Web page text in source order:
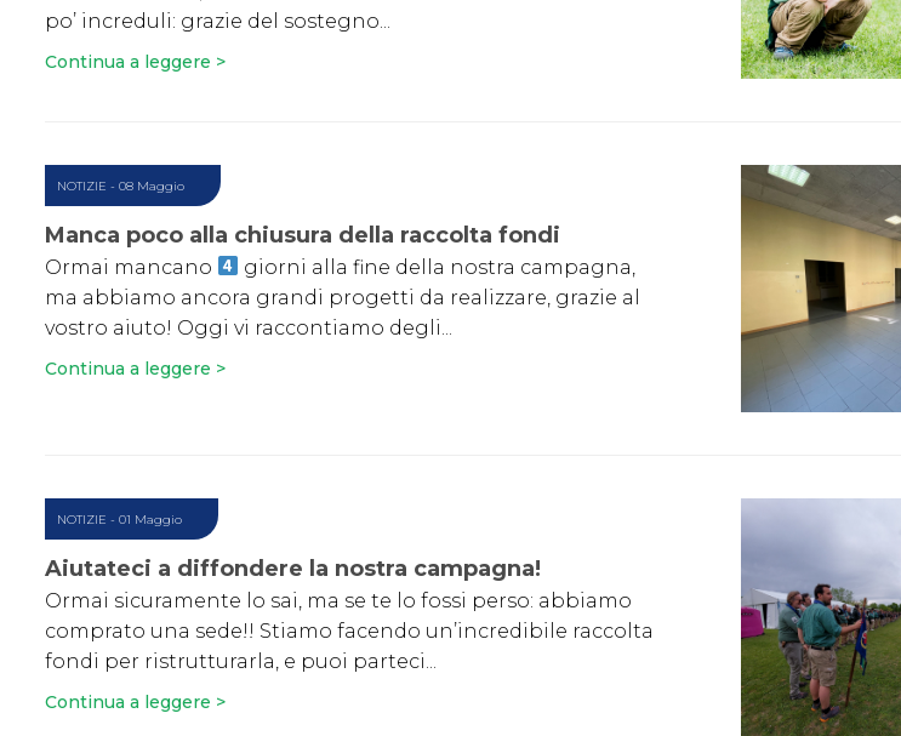
po’ increduli: grazie del sostegno...
Continua a leggere >
NOTIZIE - 08 Maggio
Manca poco alla chiusura della raccolta fondi
Ormai mancano
giorni alla fine della nostra campagna,
ma abbiamo ancora grandi progetti da realizzare, grazie al
vostro aiuto! Oggi vi raccontiamo degli...
Continua a leggere >
NOTIZIE - 01 Maggio
Aiutateci a diffondere la nostra campagna!
Ormai sicuramente lo sai, ma se te lo fossi perso: abbiamo
comprato una sede!! Stiamo facendo un’incredibile raccolta
fondi per ristrutturarla, e puoi parteci...
Continua a leggere >